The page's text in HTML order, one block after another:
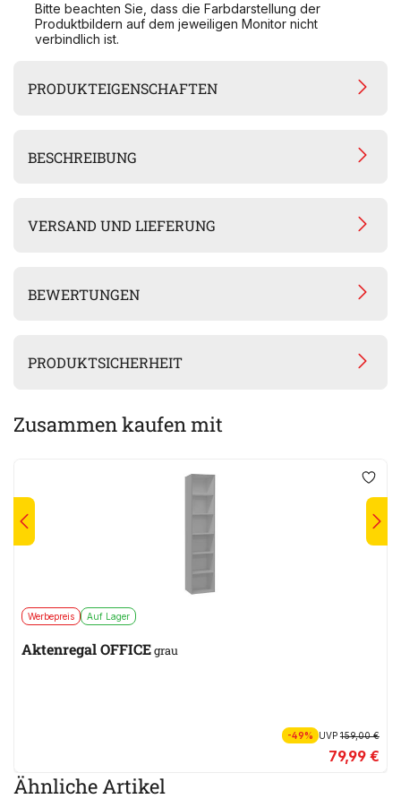
Bitte beachten Sie, dass die Farbdarstellung der
Produktbildern auf dem jeweiligen Monitor nicht
verbindlich ist.
PRODUKTEIGENSCHAFTEN
BESCHREIBUNG
VERSAND UND LIEFERUNG
BEWERTUNGEN
PRODUKTSICHERHEIT
Zusammen kaufen mit
Werbepreis Auf Lager
Aktenregal OFFICEgrau
-49% UVP159,00 €
79,99 €
Ähnliche Artikel